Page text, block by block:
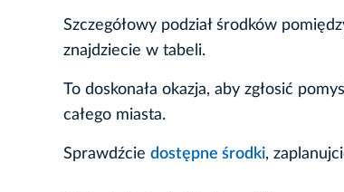
Szczegółowy podział środków
znajdziecie w tabeli.
To doskonała okazja, aby zgłosić
całego miasta.
Sprawdźcie dostępne środki,